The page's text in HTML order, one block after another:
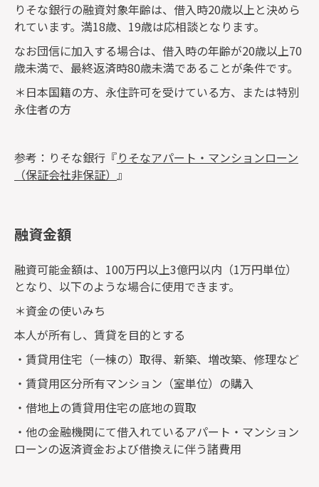
りそな銀行の融資対象年齢は、借入時20歳以上と決めら
れています。満18歳、19歳は応相談となります。
なお団信に加入する場合は、借入時の年齢が20歳以上70
歳未満で、最終返済時80歳未満であることが条件です。
＊日本国籍の方、永住許可を受けている方、または特別
永住者の方
参考：りそな銀行『りそなアパート・マンションローン
（保証会社非保証） 』
融資金額
融資可能金額は、100万円以上3億円以内（1万円単位）
となり、以下のような場合に使用できます。
＊資金の使いみち
本人が所有し、賃貸を目的とする
・賃貸用住宅（一棟の）取得、新築、増改築、修理など
・賃貸用区分所有マンション（室単位）の購入
・借地上の賃貸用住宅の底地の買取
・他の金融機関にて借入れているアパート・マンション
ローンの返済資金および借換えに伴う諸費用